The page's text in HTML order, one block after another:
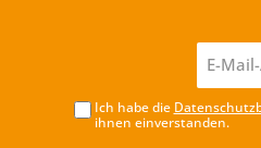
Ich habe die
ihnen einverstanden.